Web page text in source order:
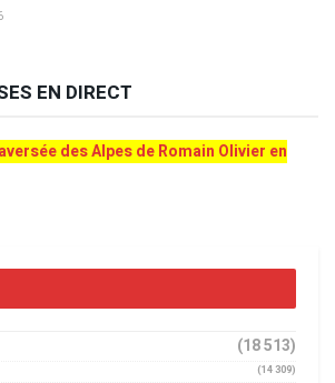
EN DIRECT
des Alpes de Romain Olivier en
(18 513)
(14 309)